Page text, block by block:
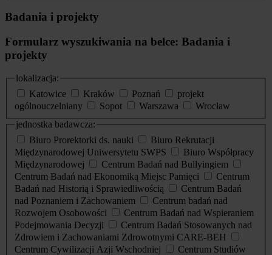
Badania i projekty
Formularz wyszukiwania na belce: Badania i
projekty
lokalizacja:
Katowice
Kraków Poznań
projekt
ogólnouczelniany
Sopot Warszawa
Wrocław
jednostka badawcza:
Biuro Prorektorki ds. nauki
Biuro Rekrutacji
Międzynarodowej Uniwersytetu SWPS
Biuro Współpracy
Międzynarodowej
Centrum Badań nad Bullyingiem
Centrum Badań nad Ekonomiką Miejsc Pamięci
Centrum
Badań nad Historią i Sprawiedliwością
Centrum Badań
nad Poznaniem i Zachowaniem
Centrum badań nad
Rozwojem Osobowości
Centrum Badań nad Wspieraniem
Podejmowania Decyzji
Centrum Badań Stosowanych nad
Zdrowiem i Zachowaniami Zdrowotnymi CARE-BEH
Centrum Cywilizacji Azji Wschodniej
Centrum Studiów